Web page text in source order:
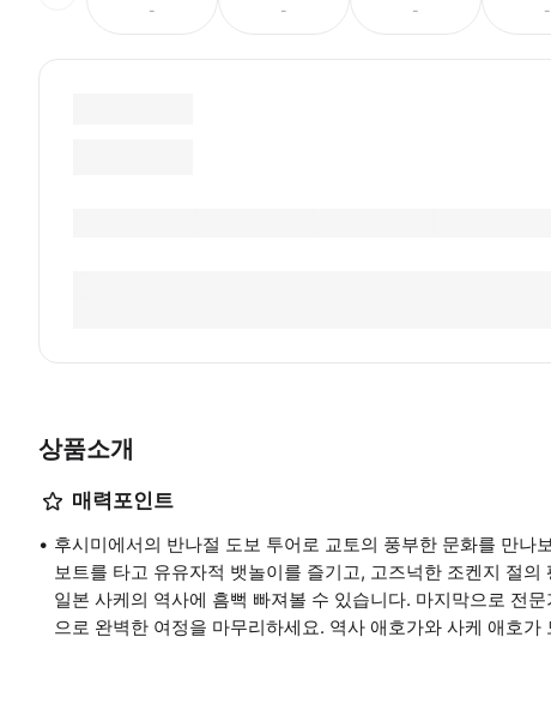
- - - -
상품소개
매력포인트
후시미에서의 반나절 도보 투어로 교토의 풍부한 문화를 만나
보트를 타고 유유자적 뱃놀이를 즐기고, 고즈넉한 조켄지 절
일본 사케의 역사에 흠뻑 빠져볼 수 있습니다. 마지막으로 전
으로 완벽한 여정을 마무리하세요. 역사 애호가와 사케 애호